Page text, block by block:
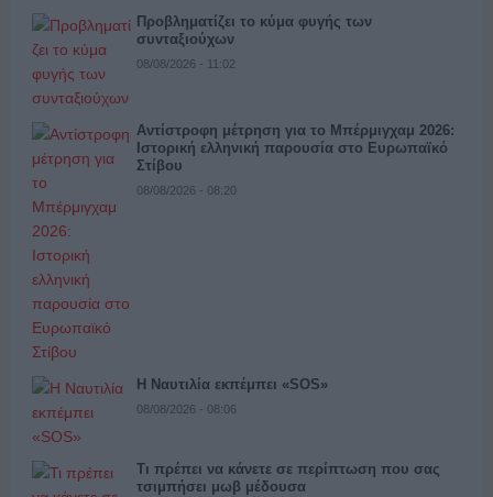
Προβληματίζει το κύμα φυγής των
συνταξιούχων
08/08/2026 - 11:02
Αντίστροφη μέτρηση για το Μπέρμιγχαμ 2026:
Ιστορική ελληνική παρουσία στο Ευρωπαϊκό
Στίβου
08/08/2026 - 08:20
Η Ναυτιλία εκπέμπει «SOS»
08/08/2026 - 08:06
Τι πρέπει να κάνετε σε περίπτωση που σας
τσιμπήσει μωβ μέδουσα